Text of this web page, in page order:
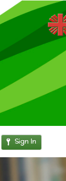
Sign In